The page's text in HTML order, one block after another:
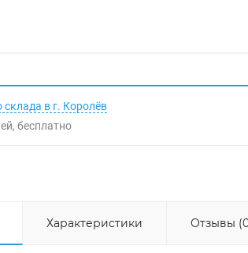
в г. Королёв
Бесплатно
Характеристики Отзывы